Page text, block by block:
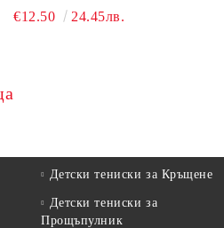
€12.50 24.45лв.
Детски тениски за Кръщене
Детски тениски за
Прощъпулник